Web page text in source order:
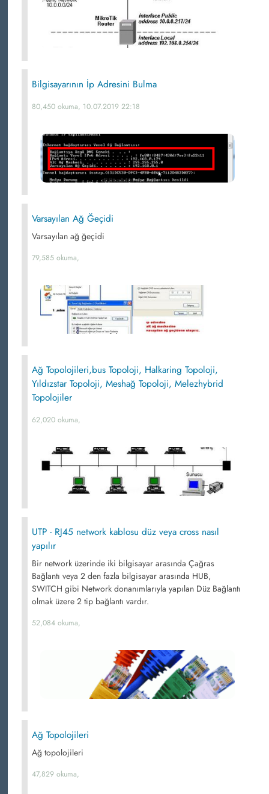
Bilgisayarının İp Adresini Bulma
80,450 okuma, 10.07.2019 22:18
Varsayılan Ağ Ğeçidi
Varsayılan ağ ğeçidi
79,585 okuma,
Ağ Topolojileri,bus Topoloji, Halkaring Topoloji,
Yıldızstar Topoloji, Meshağ Topoloji, Melezhybrid
Topolojiler
62,020 okuma,
UTP - RJ45 network kablosu düz veya cross nasıl
yapılır
Bir network üzerinde iki bilgisayar arasında Çağras
Bağlantı veya 2 den fazla bilgisayar arasında HUB,
SWITCH gibi Network donanımlarıyla yapılan Düz Bağlantı
olmak üzere 2 tip bağlantı vardır.
52,084 okuma,
Ağ Topolojileri
Ağ topolojileri
47,829 okuma,